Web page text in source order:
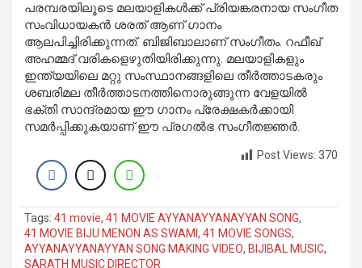
പരമ്പരയിലൂടെ മലയാളികള്‍ക്ക് പ്രിയങ്കരനായ സംഗീത
സംവിധായകന്‍ ശരത് ആണ് ഗാനം
ആലപിച്ചിരിക്കുന്നത്. ബിജിബാലാണ് സംഗീതം. റഫീഖ്
അഹമ്മദ് വരികളെഴുതിയിരിക്കുന്നു. മലയാളികളും
ഇന്ത്യയിലെ മറ്റു സംസ്ഥാനങ്ങളിലെ തീര്‍ത്താടകരും
ശബരിമല തീര്‍ത്താടനത്തിനൊരുങ്ങുന്ന വേളയില്‍
ഭക്തി സാന്ദ്രമായ ഈ ഗാനം പ്രേക്ഷകര്‍ക്കായി
സമര്‍പ്പിക്കുകയാണ് ഈ പ്രഗല്‍ഭ സംഗീതജ്ഞര്‍.
Post Views: 370
Tags: 41 movie, 41 MOVIE AYYANAYYANAYYAN SONG,
41 MOVIE BIJU MENON AS SWAMI , 41 MOVIE SONGS,
AYYANAYYANAYYAN SONG MAKING VIDEO, BIJIBAL MUSIC,
SARATH MUSIC DIRECTOR